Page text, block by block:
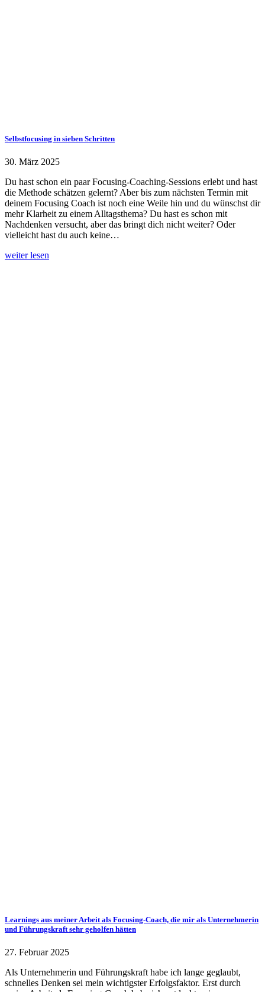
Selbstfocusing in sieben Schritten
30. März 2025
Du hast schon ein paar Focusing-Coaching-Sessions erlebt und hast
die Methode schätzen gelernt? Aber bis zum nächsten Termin mit
deinem Focusing Coach ist noch eine Weile hin und du wünschst dir
mehr Klarheit zu einem Alltagsthema? Du hast es schon mit
Nachdenken versucht, aber das bringt dich nicht weiter? Oder
vielleicht hast du auch keine…
weiter lesen
Learnings aus meiner Arbeit als Focusing-Coach, die mir als Unternehmerin
und Führungskraft sehr geholfen hätten
27. Februar 2025
Als Unternehmerin und Führungskraft habe ich lange geglaubt,
schnelles Denken sei mein wichtigster Erfolgsfaktor. Erst durch